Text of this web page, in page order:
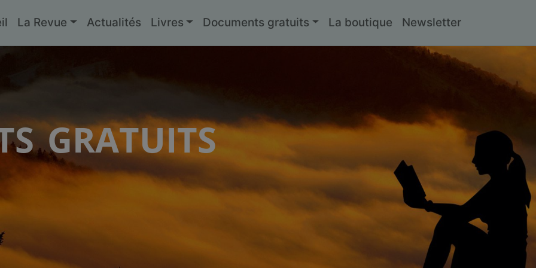
La Revue Actualités Livres Documents gratuits La boutique Newsletter
gratuits